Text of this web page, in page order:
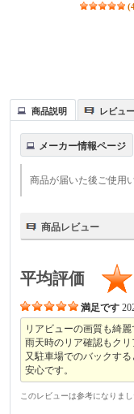
商品説明 レビュ
メーカー情報ページ
商品が届いた後ご使用
商品レビュー
平均評価
満足です
リアビューの画質も綺
雨天時のリア確認もクリ
又駐車場でのバックする
安心です。
このレビューは参考になりまし